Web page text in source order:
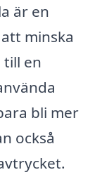
är en
minska
en
bli mer
också